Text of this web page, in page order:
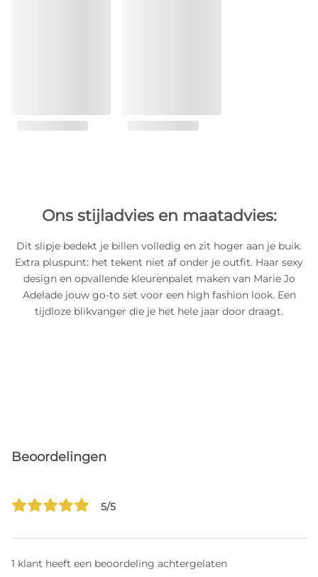
Ons stijladvies en maatadvies:
Dit slipje bedekt je billen volledig en zit hoger aan je buik.
Extra pluspunt: het tekent niet af onder je outfit. Haar sexy
design en opvallende kleurenpalet maken van Marie Jo
Adelade jouw go-to set voor een high fashion look. Een
tijdloze blikvanger die je het hele jaar door draagt.
Beoordelingen
5/5
1 klant heeft een beoordeling achtergelaten